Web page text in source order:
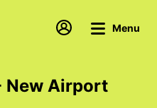
Menu
New Airport